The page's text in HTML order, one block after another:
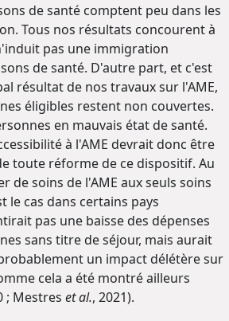
de santé comptent peu dans les
Tous nos résultats concourent à
pas une immigration
de santé. D'autre part, et c'est
résultat de nos travaux sur l'AME,
éligibles restent non couvertes.
en mauvais état de santé.
à l'AME devrait donc être
toute réforme de ce dispositif. Au
de soins de l'AME aux seuls soins
le cas dans certains pays
pas une baisse des dépenses
sans titre de séjour, mais aurait
un impact délétère sur
cela a été montré ailleurs
; Mestres et al., 2021).